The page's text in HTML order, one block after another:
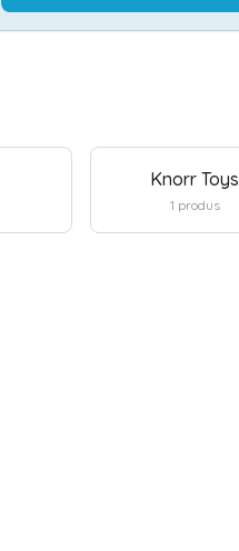
Knorr Toys
1 produs